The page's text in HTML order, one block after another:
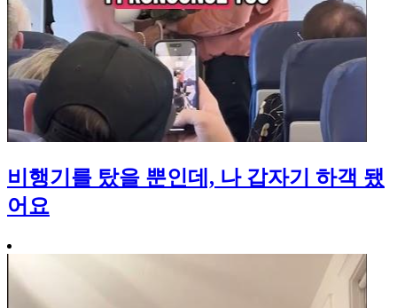
비행기를 탔을 뿐인데, 나 갑자기 하객 됐
어요